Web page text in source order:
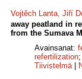
Vojtěch Lanta, Jiří
away peatland in
from the Sumava
Avainsanat:
refertilization;
Tiivistelmä|